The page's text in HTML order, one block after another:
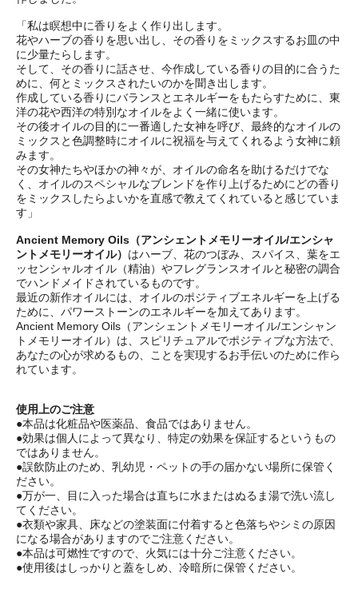
「私は瞑想中に香りをよく作り出します。
花やハーブの香りを思い出し、その香りをミックスするお皿の中
に少量たらします。
そして、その香りに話させ、今作成している香りの目的に合うた
めに、何とミックスされたいのかを聞き出します。
作成している香りにバランスとエネルギーをもたらすために、東
洋の花や西洋の特別なオイルをよく一緒に使います。
その後オイルの目的に一番適した女神を呼び、最終的なオイルの
ミックスと色調整時にオイルに祝福を与えてくれるよう女神に頼
みます。
その女神たちやほかの神々が、オイルの命名を助けるだけでな
く、オイルのスペシャルなブレンドを作り上げるためにどの香り
をミックスしたらよいかを直感で教えてくれていると感じていま
す」
Ancient Memory Oils（アンシェントメモリーオイル/エンシャ
ントメモリーオイル） はハーブ、花のつぼみ、スパイス、葉をエ
ッセンシャルオイル（精油）やフレグランスオイルと秘密の調合
でハンドメイドされているものです。
最近の新作オイルには、オイルのポジティブエネルギーを上げる
ために、パワーストーンのエネルギーを加えてあります。
Ancient Memory Oils（アンシェントメモリーオイル/エンシャン
トメモリーオイル）は、スピリチュアルでポジティブな方法で、
あなたの心が求めるもの、ことを実現するお手伝いのために作ら
れています。
使用上のご注意
●本品は化粧品や医薬品、食品ではありません。
●効果は個人によって異なり、特定の効果を保証するというもの
ではありません。
●誤飲防止のため、乳幼児・ペットの手の届かない場所に保管く
ださい。
●万が一、目に入った場合は直ちに水またはぬるま湯で洗い流し
てください。
●衣類や家具、床などの塗装面に付着すると色落ちやシミの原因
になる場合がありますのでご注意ください。
●本品は可燃性ですので、火気には十分ご注意ください。
●使用後はしっかりと蓋をしめ、冷暗所に保管ください。